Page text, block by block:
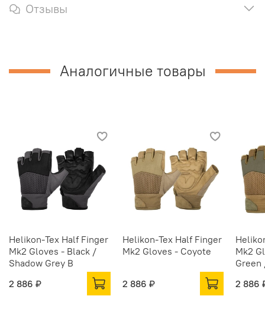
Отзывы
Аналогичные товары
Helikon-Tex Half Finger
Mk2 Gloves - Black /
Shadow Grey B
2 886 ₽
Helikon-Tex Half Finger
Mk2 Gloves - Coyote
2 886 ₽
Mk2
Green
2 886